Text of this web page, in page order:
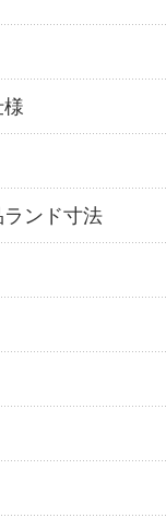
ンド寸法